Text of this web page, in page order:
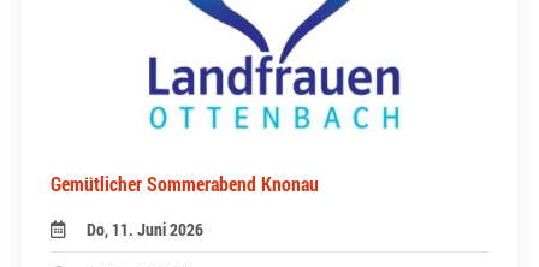
Gemütlicher Sommerabend Knonau
Do, 11. Juni 2026